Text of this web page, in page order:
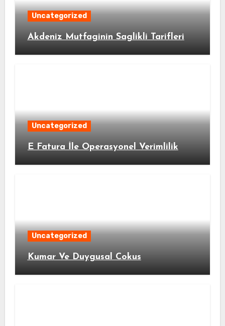
Uncategorized
Akdeniz Mutfaginin Saglikli Tarifleri
Uncategorized
E Fatura İle Operasyonel Verimlilik
Uncategorized
Kumar Ve Duygusal Cokus